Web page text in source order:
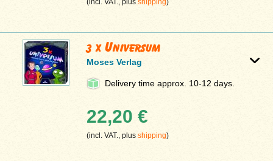
3 x Universum
Moses Verlag
Delivery time approx. 10-12 days.
22,20 €
(incl. VAT., plusshipping)